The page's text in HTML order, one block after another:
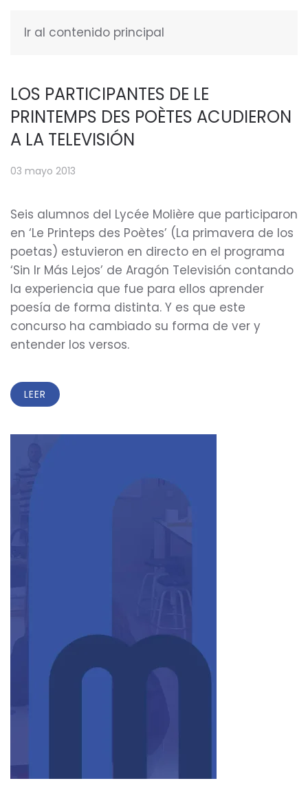
Ir al contenido principal
LOS PARTICIPANTES DE LE
PRINTEMPS DES POÈTES ACUDIERON
A LA TELEVISIÓN
03 mayo 2013
Seis alumnos del Lycée Molière que participaron
en ‘Le Printeps des Poètes’ (La primavera de los
poetas) estuvieron en directo en el programa
‘Sin Ir Más Lejos’ de Aragón Televisión contando
la experiencia que fue para ellos aprender
poesía de forma distinta. Y es que este
concurso ha cambiado su forma de ver y
entender los versos.
LEER